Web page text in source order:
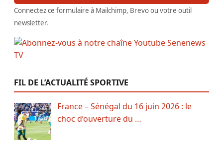
Connectez ce formulaire à Mailchimp, Brevo ou votre outil
newsletter.
FIL DE L’ACTUALITÉ SPORTIVE
France – Sénégal du 16 juin 2026 : le
choc d’ouverture du …